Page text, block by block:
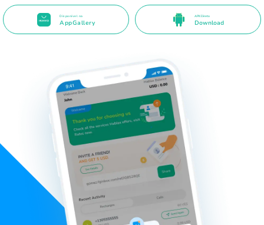
Disponível na
AppGallery
APK Direto
Download